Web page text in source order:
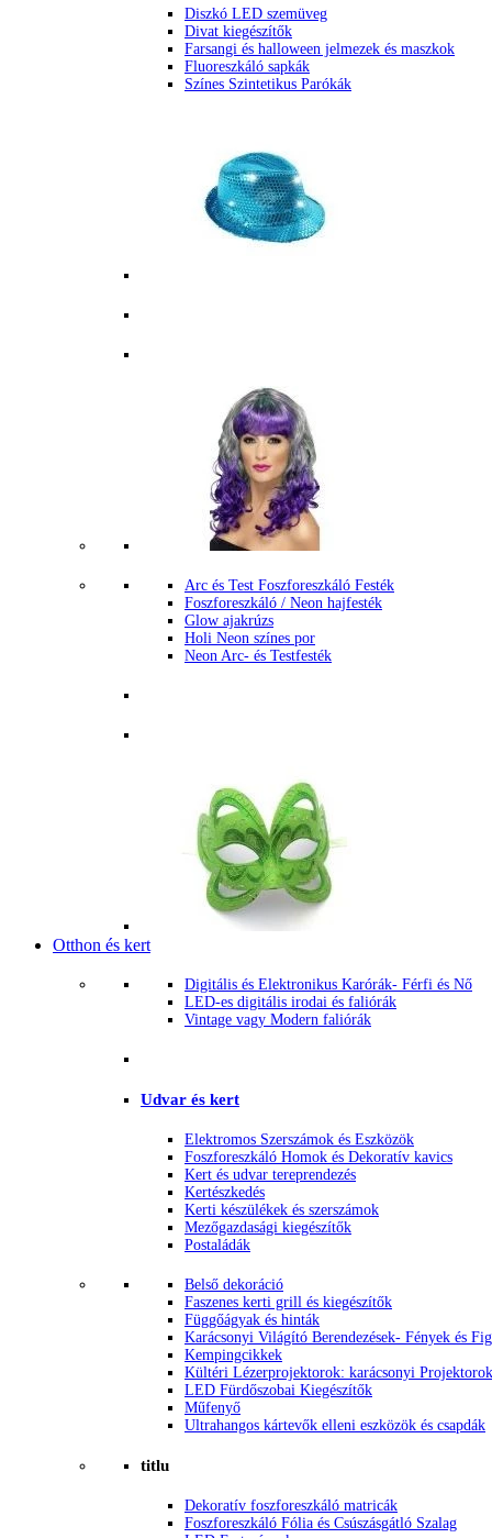
Diszkó LED szemüveg
Divat kiegészítők
Farsangi és halloween jelmezek és maszkok
Fluoreszkáló sapkák
Színes Szintetikus Parókák
Arc és Test Foszforeszkáló Festék
Foszforeszkáló / Neon hajfesték
Glow ajakrúzs
Holi Neon színes por
Neon Arc- és Testfesték
Otthon és kert
Digitális és Elektronikus Karórák- Férfi és Nő
LED-es digitális irodai és faliórák
Vintage vagy Modern faliórák
Udvar és kert
Elektromos Szerszámok és Eszközök
Foszforeszkáló Homok és Dekoratív kavics
Kert és udvar tereprendezés
Kertészkedés
Kerti készülékek és szerszámok
Mezőgazdasági kiegészítők
Postaládák
Belső dekoráció
Faszenes kerti grill és kiegészítők
Függőágyak és hinták
Karácsonyi Világító Berendezések- Fények és
Kempingcikkek
Kültéri Lézerprojektorok: karácsonyi Projektorok
LED Fürdőszobai Kiegészítők
Műfenyő
Ultrahangos kártevők elleni eszközök és csapdák
titlu
Dekoratív foszforeszkáló matricák
Foszforeszkáló Fólia és Csúszásgátló Szalag